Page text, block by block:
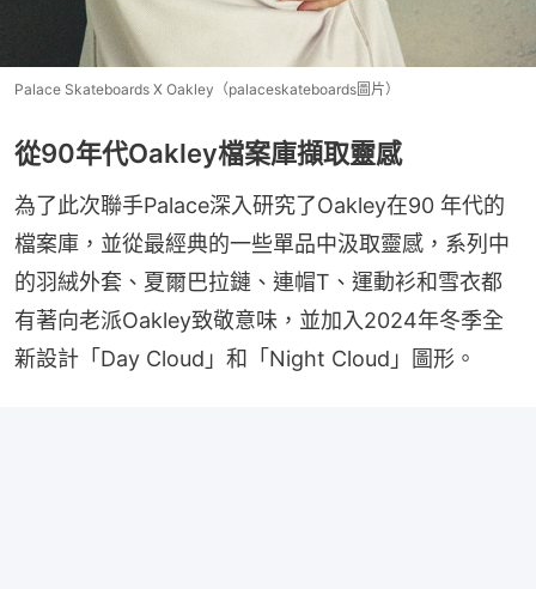
Palace Skateboards X Oakley（palaceskateboards圖片）
從90年代Oakley檔案庫擷取靈感
為了此次聯手Palace深入研究了Oakley在90 年代的
檔案庫，並從最經典的一些單品中汲取靈感，系列中
的羽絨外套、夏爾巴拉鏈、連帽T、運動衫和雪衣都
有著向老派Oakley致敬意味，並加入2024年冬季全
新設計「Day Cloud」和「Night Cloud」圖形。